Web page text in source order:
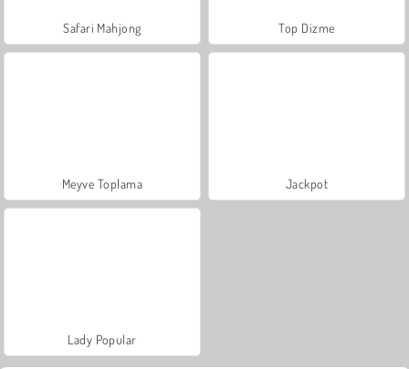
Safari Mahjong Top Dizme
Meyve Toplama Jackpot
Lady Popular